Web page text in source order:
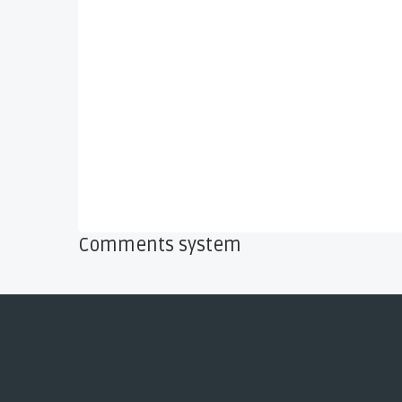
Comments system